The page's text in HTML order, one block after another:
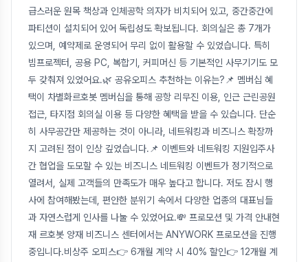
급스러운 원목 책상과 인체공학 의자가 비치되어 있고, 중간중간에
파티션이 설치되어 있어 독립성도 확보됩니다. 회의실은 총 7개가
있으며, 예약제로 운영되어 무리 없이 활용할 수 있었습니다. 특히
빔프로젝터, 공용 PC, 복합기, 커피머신 등 기본적인 사무기기도 모
두 갖춰져 있었어요.🌿 공유오피스 추천하는 이유는?📌 멤버십 혜
택이 차별화르호봇 멤버십을 통해 공항 리무진 이용, 인근 근린공원
접근, 타지점 회의실 이용 등 다양한 혜택을 받을 수 있습니다. 단순
히 사무공간만 제공하는 것이 아니라, 네트워킹과 비즈니스 확장까
지 고려된 점이 인상 깊었습니다.📌 이벤트와 네트워킹 지원입주사
간 협업을 도모할 수 있는 비즈니스 네트워킹 이벤트가 정기적으로
열려서, 실제 고객들의 만족도가 매우 높다고 합니다. 저도 잠시 행
사에 참여해봤는데, 편안한 분위기 속에서 다양한 업종의 대표님들
과 자연스럽게 인사를 나눌 수 있었어요.💸 프로모션 및 가격 안내현
재 르호봇 양재 비즈니스 센터에서는 ANYWORK 프로모션을 진행
중입니다.비상주 오피스👉 6개월 계약 시 40% 할인👉 12개월 계